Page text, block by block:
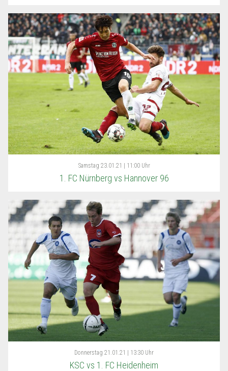
Samstag 23.01.21 | 11:00 Uhr
1. FC Nürnberg vs Hannover 96
Donnerstag 21.01.21 | 13:30 Uhr
KSC vs 1. FC Heidenheim